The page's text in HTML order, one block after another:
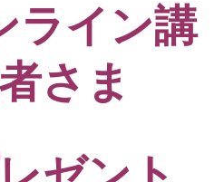
ライン講
さま